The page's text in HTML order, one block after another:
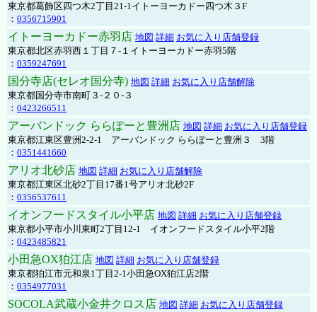
東京都葛飾区四つ木2丁目21-1イトーヨーカドー四つ木３F
： 0356715901
イトーヨーカドー赤羽店 地図 詳細 お気に入り店舗登録
東京都北区赤羽西１丁目７-１イトーヨーカドー赤羽5階
： 0359247691
国分寺店(セレオ国分寺) 地図 詳細 お気に入り店舗解除
東京都国分寺市南町３-２０-３
： 0423266511
アーバンドック ららぽーと豊洲店 地図 詳細 お気に入り店舗登録
東京都江東区豊洲2-2-1 アーバンドック ららぽーと豊洲３ 3階
： 0351441660
アリオ北砂店 地図 詳細 お気に入り店舗解除
東京都江東区北砂2丁目17番1号アリオ北砂2F
： 0356537611
イオンフードスタイル小平店 地図 詳細 お気に入り店舗登録
東京都小平市小川東町2丁目12-1 イオンフードスタイル小平2階
： 0423485821
小田急OX狛江店 地図 詳細 お気に入り店舗登録
東京都狛江市元和泉1丁目2-1小田急OX狛江店2階
： 0354977031
SOCOLA武蔵小金井クロス店 地図 詳細 お気に入り店舗登録